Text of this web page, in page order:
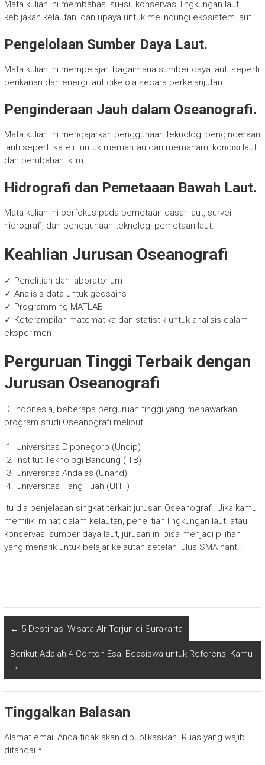
Mata kuliah ini membahas isu-isu konservasi lingkungan laut,
kebijakan kelautan, dan upaya untuk melindungi ekosistem laut.
Pengelolaan Sumber Daya Laut.
Mata kuliah ini mempelajari bagaimana sumber daya laut, seperti
perikanan dan energi laut dikelola secara berkelanjutan.
Penginderaan Jauh dalam Oseanografi.
Mata kuliah ini mengajarkan penggunaan teknologi penginderaan
jauh seperti satelit untuk memantau dan memahami kondisi laut
dan perubahan iklim.
Hidrografi dan Pemetaaan Bawah Laut.
Mata kuliah ini berfokus pada pemetaan dasar laut, survei
hidrografi, dan penggunaan teknologi pemetaan laut.
Keahlian Jurusan Oseanografi
✓ Penelitian dan laboratorium
✓ Analisis data untuk geosains
✓ Programming MATLAB
✓ Keterampilan matematika dan statistik untuk analisis dalam
eksperimen
Perguruan Tinggi Terbaik dengan
Jurusan Oseanografi
Di Indonesia, beberapa perguruan tinggi yang menawarkan
program studi Oseanografi meliputi:
Universitas Diponegoro (Undip)
Institut Teknologi Bandung (ITB)
Universitas Andalas (Unand)
Universitas Hang Tuah (UHT)
Itu dia penjelasan singkat terkait jurusan Oseanografi. Jika kamu
memiliki minat dalam kelautan, penelitian lingkungan laut, atau
konservasi sumber daya laut, jurusan ini bisa menjadi pilihan
yang menarik untuk belajar kelautan setelah lulus SMA nanti.
← 5 Destinasi Wisata AIr Terjun di Surakarta
Berikut Adalah 4 Contoh Esai Beasiswa untuk Referensi Kamu
→
Tinggalkan Balasan
Alamat email Anda tidak akan dipublikasikan. Ruas yang wajib
ditandai *